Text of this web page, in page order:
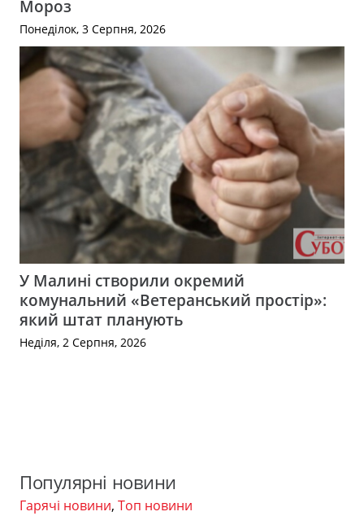
Мороз
Понеділок, 3 Серпня, 2026
У Малині створили окремий
комунальний «Ветеранський простір»:
який штат планують
Неділя, 2 Серпня, 2026
Популярні новини
Гарячі новини, Топ новини